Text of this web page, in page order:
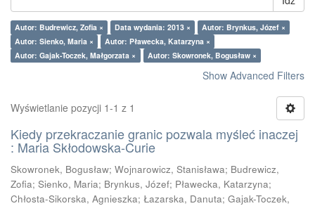
Autor: Budrewicz, Zofia × Data wydania: 2013 ×
Autor: Brynkus, Józef ×
Autor: Sienko, Maria ×
Autor: Pławecka, Katarzyna ×
Autor: Gajak-Toczek, Małgorzata ×
Autor: Skowronek, Bogusław ×
Show Advanced Filters
Wyświetlanie pozycji 1-1 z 1
Kiedy przekraczanie granic pozwala myśleć inaczej
: Maria Skłodowska-Curie
Skowronek, Bogusław; Wojnarowicz, Stanisława; Budrewicz,
Zofia; Sienko, Maria; Brynkus, Józef; Pławecka, Katarzyna;
Chłosta-Sikorska, Agnieszka; Łazarska, Danuta; Gajak-Toczek,